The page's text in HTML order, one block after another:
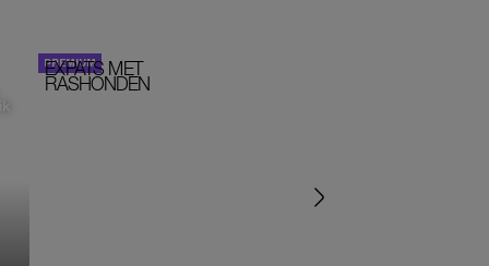
EXPATS MET
RASHONDEN